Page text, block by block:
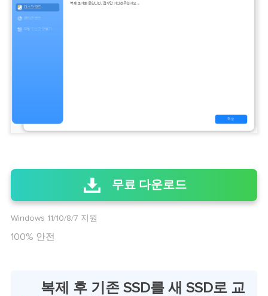
무료 다운로드
Windows 11/10/8/7 지원
100% 안전
복제 후 기존 SSD를 새 SSD로 교